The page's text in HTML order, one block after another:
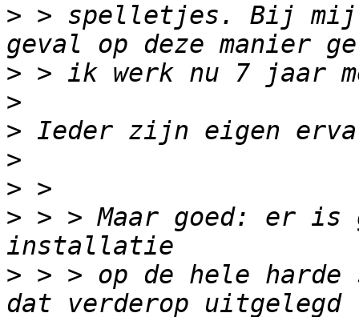
> > spelletjes. Bij
>
>
>
>
>
> > > Maar goed: er is
> > > op de hele